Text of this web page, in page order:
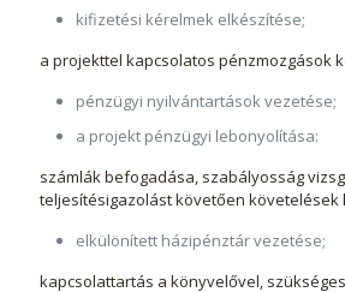
kifizetési kérelmek elkészítése;
a projekttel kapcsolatos pénzmozgások
pénzügyi nyilvántartások vezetése;
a projekt pénzügyi lebonyolítása:
számlák befogadása, szabályosság
teljesítésigazolást követően követelések
elkülönített házipénztár vezetése;
kapcsolattartás a könyvelővel,